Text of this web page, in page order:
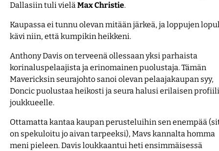
Dallasiin tuli vieläMaxChristie.
Kaupassa ei tunnu olevan mitään järkeä, ja loppujen
kävi niin, että kumpikin heikkeni.
Anthony Davis on terveenä ollessaan yksi parhaista
korinaluspelaajista ja erinomainen puolustaja. Tämän
Mavericksin seurajohto sanoi olevan pelaajakaupan syy,
Doncic puolustaa heikosti ja seura halusi erilaisen
joukkueelle.
Ottamatta kantaa kaupan perusteluihin sen enempää
on spekuloitu jo aivan tarpeeksi), Mavs kannalta homma
meni pieleen. Davis loukkaantui heti ensimmäisessä